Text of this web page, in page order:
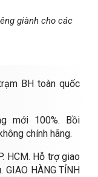
BH toàn quốc
mới 100%. Bồi
chính hãng.
HCM. Hỗ trợ giao
HÀNG TỈNH
giành cho các